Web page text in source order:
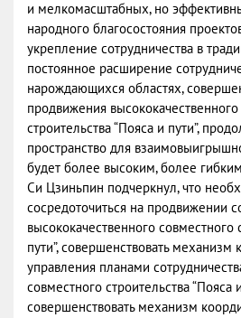
и мелкомасштабных, но
народного благосостояния
укрепление сотрудничества в
постоянное расширение
нарождающихся областях,
продвижения
строительства “Пояса и пути”,
пространство для
будет более высоким, более
Си Цзиньпин подчеркнул, что
сосредоточиться на продвижении
высококачественного совместного
пути”, совершенствовать механизм
управления планами
совместного строительства “Пояса
совершенствовать механизм